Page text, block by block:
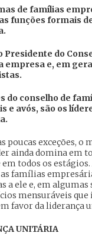
de famílias
funções formais
o Presidente do
empresa e, em
do conselho de
e avós, são os
poucas exceções, o
ainda domina em
em todos os
famílias
a ele e, em algumas
mensuráveis
favor da liderança
UNITÁRIA